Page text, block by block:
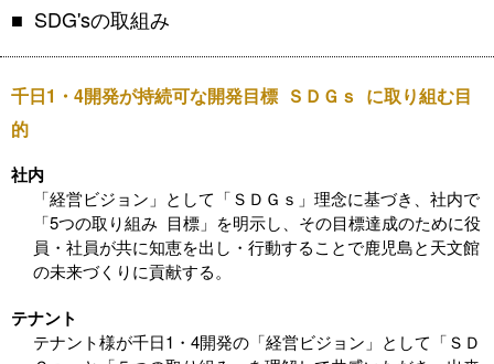
SDG'sの取組み
千日1・4開発が持続可な開発目標 ＳＤＧｓ に取り組む目
的
社内
「経営ビジョン」として「ＳＤＧｓ」理念に基づき、社内で
「5つの取り組み 目標」を明示し、その目標達成のために役
員・社員が共に知恵を出し・行動することで鹿児島と天文館
の未来づくりに貢献する。
テナント
テナント様が千日1・4開発の「経営ビジョン」として「ＳＤ